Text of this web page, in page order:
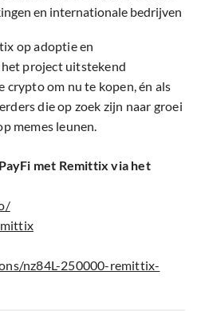
en internationale bedrijven
op adoptie en
project uitstekend
crypto om nu te kopen, én als
die op zoek zijn naar groei
memes leunen.
met Remittix via het
nz84L-250000-remittix-